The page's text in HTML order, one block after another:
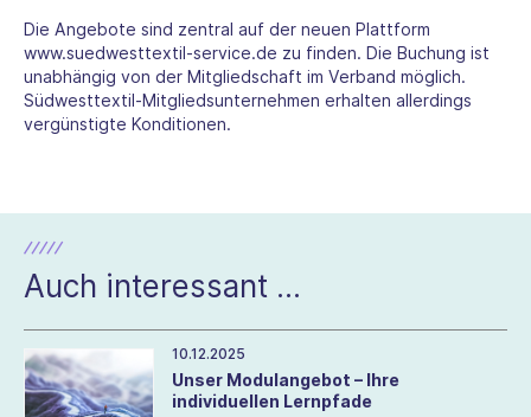
Die Angebote sind zentral auf der neuen Plattform
www.suedwesttextil-service.de zu finden. Die Buchung ist
unabhängig von der Mitgliedschaft im Verband möglich.
Südwesttextil-Mitgliedsunternehmen erhalten allerdings
vergünstigte Konditionen.
Auch interessant ...
10.12.2025
Unser Modulangebot – Ihre
individuellen Lernpfade